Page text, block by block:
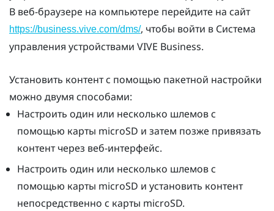
В веб-браузере на компьютере перейдите на сайт
https://business.vive.com/dms/, чтобы войти в Система
управления устройствами VIVE Business.
Установить контент с помощью пакетной настройки
можно двумя способами:
Настроить один или несколько шлемов с
помощью карты microSD и затем позже привязать
контент через веб-интерфейс.
Настроить один или несколько шлемов с
помощью карты microSD и установить контент
непосредственно с карты microSD.